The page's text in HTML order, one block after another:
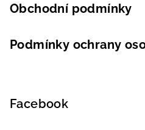
Obchodní podmínky
Podmínky ochrany
Facebook